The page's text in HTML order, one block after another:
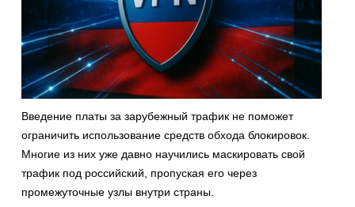
Введение платы за зарубежный трафик не поможет
ограничить использование средств обхода блокировок.
Многие из них уже давно научились маскировать свой
трафик под российский, пропуская его через
промежуточные узлы внутри страны.